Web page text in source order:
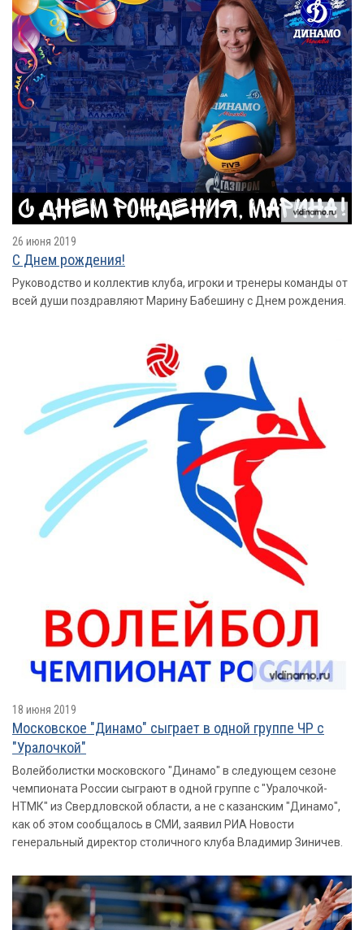
26 июня 2019
С Днем рождения!
Руководство и коллектив клуба, игроки и тренеры команды от
всей души поздравляют Марину Бабешину с Днем рождения.
18 июня 2019
Московское "Динамо" сыграет в одной группе ЧР с
"Уралочкой"
Волейболистки московского "Динамо" в следующем сезоне
чемпионата России сыграют в одной группе с "Уралочкой-
НТМК" из Свердловской области, а не c казанским "Динамо",
как об этом сообщалось в СМИ, заявил РИА Новости
генеральный директор столичного клуба Владимир Зиничев.